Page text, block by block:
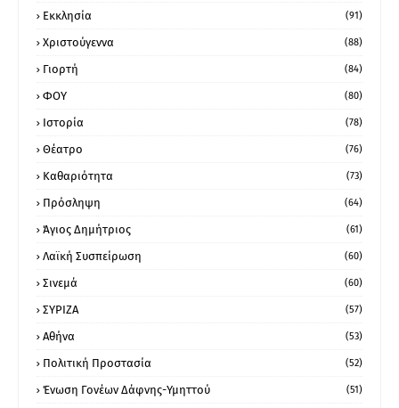
Εκκλησία (91)
Χριστούγεννα (88)
Γιορτή (84)
ΦΟΥ (80)
Ιστορία (78)
Θέατρο (76)
Καθαριότητα (73)
Πρόσληψη (64)
Άγιος Δημήτριος (61)
Λαϊκή Συσπείρωση (60)
Σινεμά (60)
ΣΥΡΙΖΑ (57)
Αθήνα (53)
Πολιτική Προστασία (52)
Ένωση Γονέων Δάφνης-Υμηττού (51)